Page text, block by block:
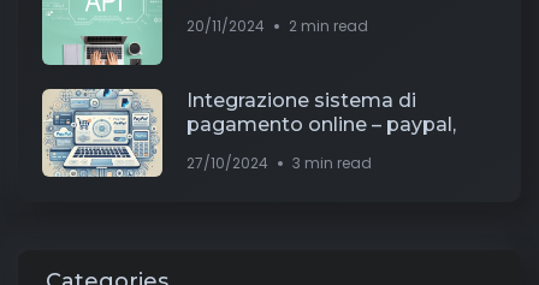
20/11/2024 2 min read
Integrazione sistema di
pagamento online – paypal,
27/10/2024 3 min read